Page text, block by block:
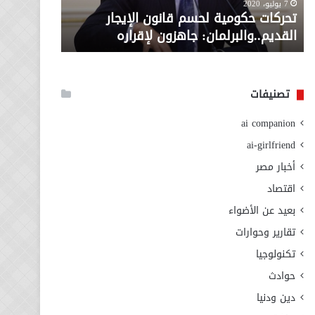
لإقراره
7 يوليو، 2020
تحركات حكومية لحسم قانون الإيجار
القديم..والبرلمان: جاهزون لإقراره
من
وزارة
الاجتماعي
تصنيفات
ai companion
ai-girlfriend
أخبار مصر
اقتصاد
بعيد عن الأضواء
تقارير وحوارات
تكنولوجيا
حوادث
دين ودنيا